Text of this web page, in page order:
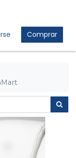
Comprar